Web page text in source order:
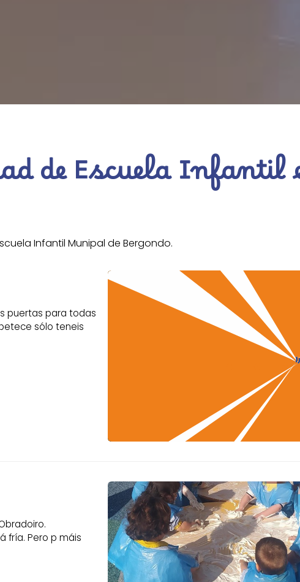
de Escuela Infantil
Infantil Munipal de Bergondo.
puertas para todas
sólo teneis
fría. Pero p máis